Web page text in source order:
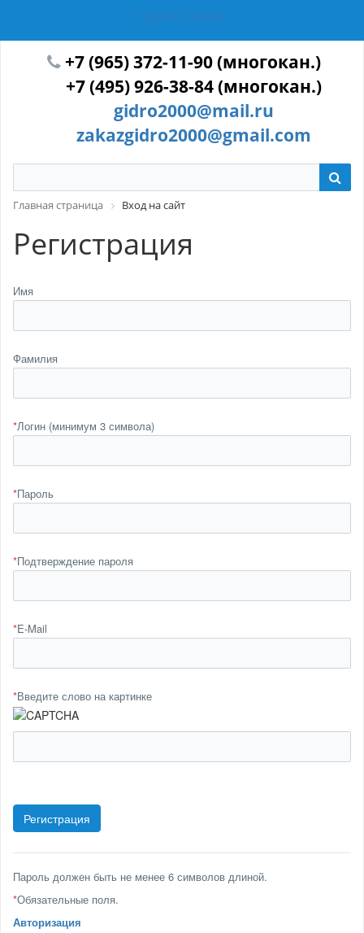
ГИДРОТЕХМАШ
+7 (965) 372-11-90 (многокан.)
+7 (495) 926-38-84 (многокан.)
gidro2000@mail.ru
zakazgidro2000@gmail.com
Главная страница Вход на сайт
Регистрация
Имя
Фамилия
*Логин (минимум 3 символа)
*Пароль
*Подтверждение пароля
*E-Mail
*Введите слово на картинке
Пароль должен быть не менее 6 символов длиной.
*Обязательные поля.
Авторизация